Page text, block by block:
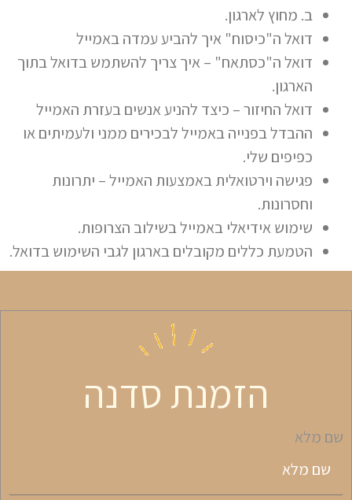
ב. מחוץ לארגון.
דואל ה"כיסוח" איך להביע עמדה באמייל
דואל ה"כסתאח" – איך צריך להשתמש בדואל בתוך
הארגון.
דואל החיזור – כיצד להניע אנשים בעזרת האמייל
ההבדל בפנייה באמייל לבכירים ממני ולעמיתים או
כפיפים שלי.
פגישה וירטואלית באמצעות האמייל – יתרונות
וחסרונות.
שימוש אידיאלי באמייל בשילוב הצרופות.
הטמעת כללים מקובלים בארגון לגבי השימוש בדואל.
הזמנת סדנה
שם מלא